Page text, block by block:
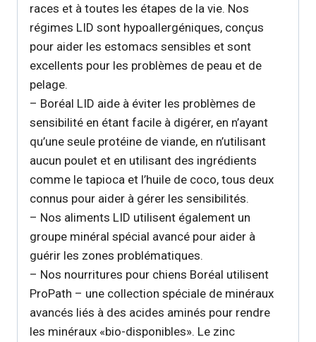
races et à toutes les étapes de la vie. Nos
régimes LID sont hypoallergéniques, conçus
pour aider les estomacs sensibles et sont
excellents pour les problèmes de peau et de
pelage.
– Boréal LID aide à éviter les problèmes de
sensibilité en étant facile à digérer, en n’ayant
qu’une seule protéine de viande, en n’utilisant
aucun poulet et en utilisant des ingrédients
comme le tapioca et l’huile de coco, tous deux
connus pour aider à gérer les sensibilités.
– Nos aliments LID utilisent également un
groupe minéral spécial avancé pour aider à
guérir les zones problématiques.
– Nos nourritures pour chiens Boréal utilisent
ProPath – une collection spéciale de minéraux
avancés liés à des acides aminés pour rendre
les minéraux «bio-disponibles». Le zinc